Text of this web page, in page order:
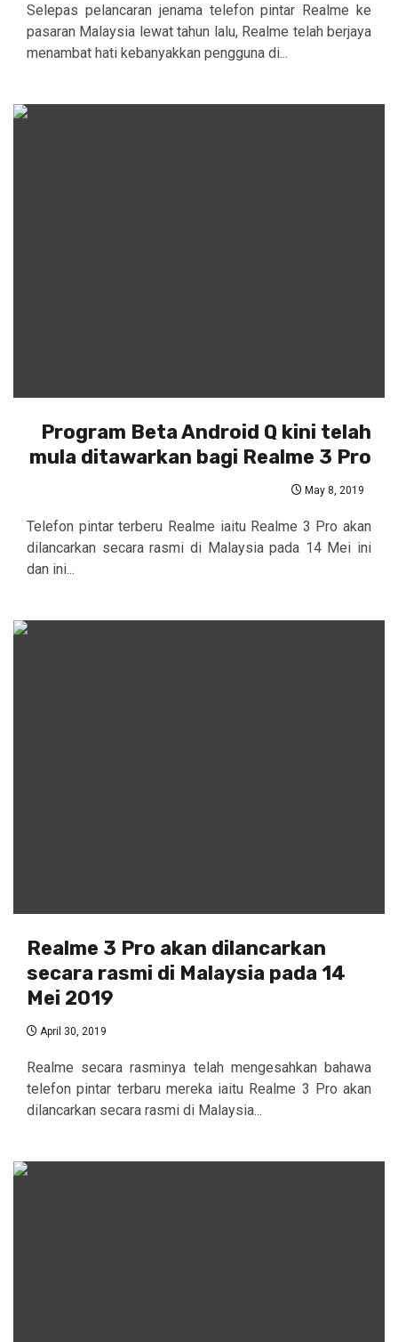
Selepas pelancaran jenama telefon pintar Realme ke
pasaran Malaysia lewat tahun lalu, Realme telah berjaya
menambat hati kebanyakkan pengguna di...
Program Beta Android Q kini telah
mula ditawarkan bagi Realme 3 Pro
May 8, 2019
Telefon pintar terberu Realme iaitu Realme 3 Pro akan
dilancarkan secara rasmi di Malaysia pada 14 Mei ini
dan ini...
Realme 3 Pro akan dilancarkan
secara rasmi di Malaysia pada 14
Mei 2019
April 30, 2019
Realme secara rasminya telah mengesahkan bahawa
telefon pintar terbaru mereka iaitu Realme 3 Pro akan
dilancarkan secara rasmi di Malaysia...